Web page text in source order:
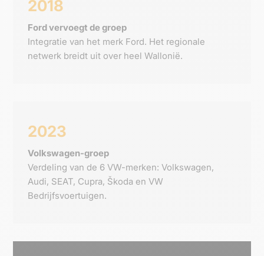
2018
Ford vervoegt de groep
Integratie van het merk Ford. Het regionale
netwerk breidt uit over heel Wallonië.
2023
Volkswagen-groep
Verdeling van de 6 VW-merken: Volkswagen,
Audi, SEAT, Cupra, Škoda en VW
Bedrijfsvoertuigen.